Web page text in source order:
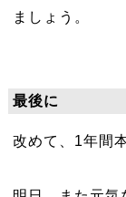
ましょう。
最後に
改めて、1年間